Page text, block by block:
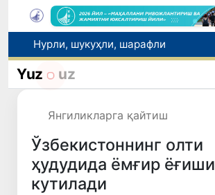
Нурли, шукуҳли, шарафли
Brent нефтининг нархи 13 июлдан бери илк бор 1 баррель учун 79 доллардан пастлади
Yuz uz
Янгиликларга қайтиш
Ўзбекистоннинг олти
ҳудудида ёмғир ёғиши
кутилади